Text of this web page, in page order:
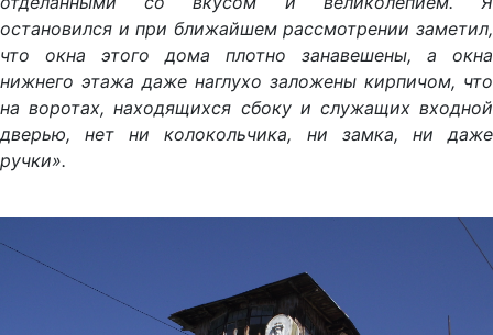
остановился и при ближайшем рассмотрении заметил,
что окна этого дома плотно занавешены, а окна
нижнего этажа даже наглухо заложены кирпичом, что
на воротах, находящихся сбоку и служащих входной
дверью, нет ни колокольчика, ни замка, ни даже
ручки».